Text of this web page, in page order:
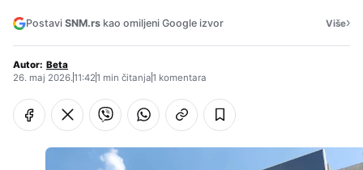
Postavi SNM.rs kao omiljeni Google izvor Više›
Autor: Beta
26. maj 2026.11:421 min čitanja1 komentara